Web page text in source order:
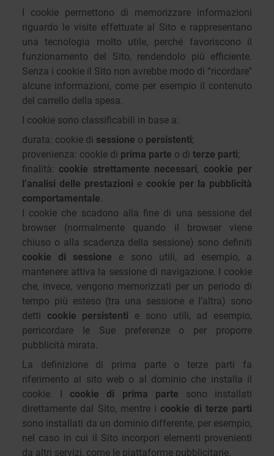
I cookie permettono di memorizzare informazioni
riguardo le visite effettuate al Sito e rappresentano
una tecnologia molto utile, perché favoriscono il
funzionamento del Sito, rendendolo più efficiente.
Senza i cookie il Sito non avrebbe modo di “ricordare"
alcune informazioni, come per esempio il contenuto
del carrello della spesa.
I cookie sono classificabili in base a:
durata: cookie di sessione o persistenti;
provenienza: cookie di prima parte o di terze parti;
finalità: cookie strettamente necessari, cookie per
l’analisi delle prestazioni e cookie per la pubblicità
comportamentale.
I cookie che scadono alla fine di una sessione del
browser (normalmente quando il browser viene
chiuso o alla scadenza della sessione) sono definiti
cookie di sessione e sono utili, ad esempio, a
mantenere attiva la sessione di navigazione. I cookie
che, invece, vengono memorizzati per un periodo di
tempo più esteso (tra una sessione e l’altra) sono
detti cookie persistenti e sono utili, ad esempio,
perricordare le Sue preferenze o per proporre
pubblicità mirata.
La definizione di prima parte o terze parti fa
riferimento al sito web o al dominio che installa il
cookie. I cookie di prima parte sono installati
direttamente dal Sito, mentre i cookie di terze parti
sono installati da un dominio differente, per esempio,
nel caso in cui il Sito incorpori elementi provenienti
da altri servizi, come le piattaforme pubblicitarie.